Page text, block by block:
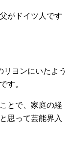
がドイツ人です
ヨンにいたよう
す。
とで、家庭の経
思って芸能界入